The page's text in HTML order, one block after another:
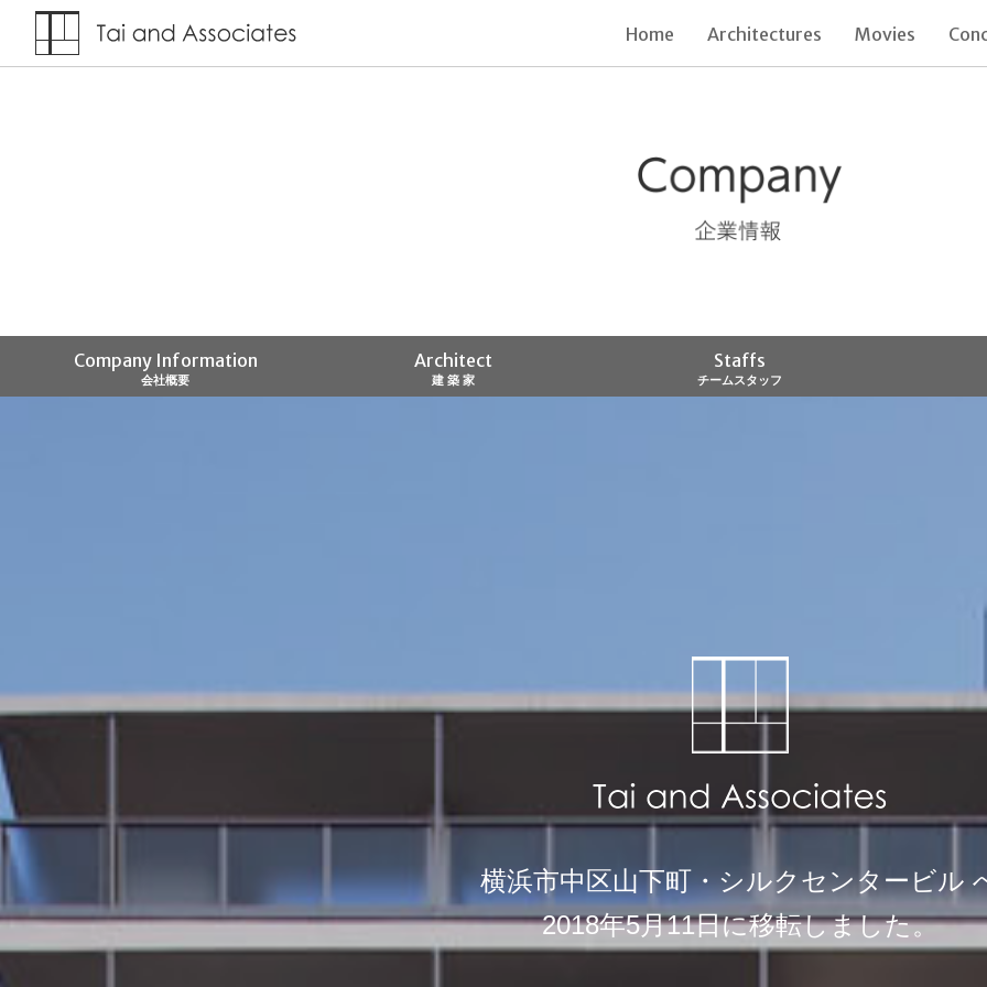
Home Architectures Movies
Company Information
会社概要
Architect
建 築 家
Staffs
チームスタッフ
横浜市中区山下町・シルクセンタービル
2018年5月11日に移転しました。